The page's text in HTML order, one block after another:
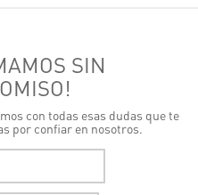
SIN
con todas esas dudas que te
por confiar en nosotros.